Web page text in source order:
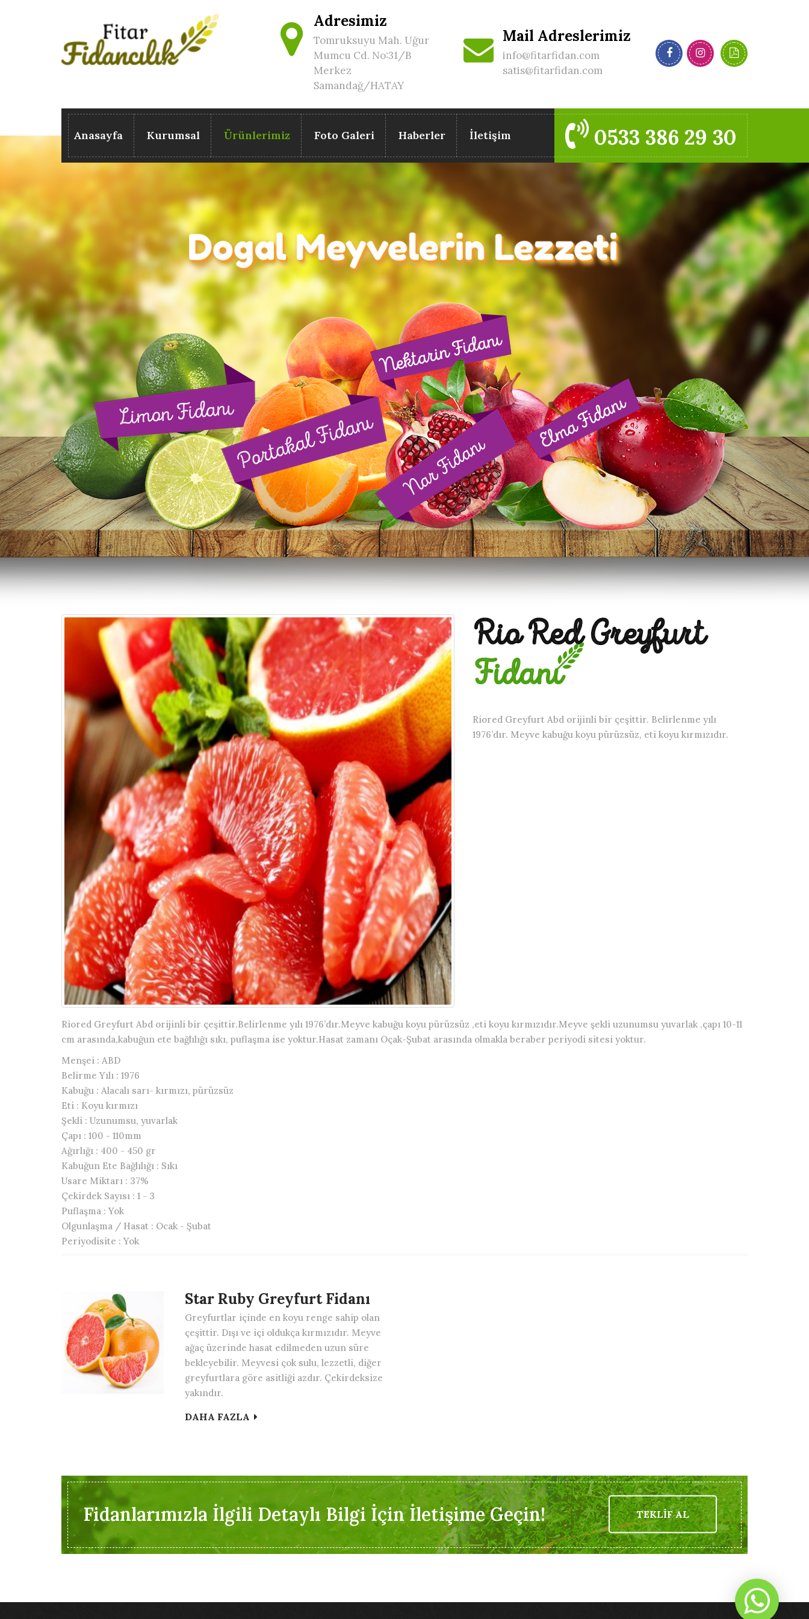
Adresimiz
Tomruksuyu Mah. Uğur
Mumcu Cd. No:31/B
Merkez
Samandağ/HATAY
Mail Adreslerimiz
info@fitarfidan.com
satis@fitarfidan.com
Anasayfa Kurumsal Ürünlerimiz Foto Galeri Haberler İletişim 0533 386 29 30
Rio Red Greyfurt
Fidanı
Riored Greyfurt Abd orijinli bir çeşittir. Belirlenme yılı
1976’dır. Meyve kabuğu koyu pürüzsüz, eti koyu kırmızıdır.
Riored Greyfurt Abd orijinli bir çeşittir.Belirlenme yılı 1976’dır.Meyve kabuğu koyu pürüzsüz ,eti koyu kırmızıdır.Meyve şekli uzunumsu yuvarlak ,çapı 10-11
cm arasında,kabuğun ete bağlılığı sıkı, puflaşma ise yoktur.Hasat zamanı Oçak-Şubat arasında olmakla beraber periyodi sitesi yoktur.
Menşei : ABD
Belirme Yılı : 1976
Kabuğu : Alacalı sarı- kırmızı, pürüzsüz
Eti : Koyu kırmızı
Şekli : Uzunumsu, yuvarlak
Çapı : 100 - 110mm
Ağırlığı : 400 - 450 gr
Kabuğun Ete Bağlılığı : Sıkı
Usare Miktarı : 37%
Çekirdek Sayısı : 1 - 3
Puflaşma : Yok
Olgunlaşma / Hasat : Ocak - Şubat
Periyodisite : Yok
Star Ruby Greyfurt Fidanı
Greyfurtlar içinde en koyu renge sahip olan
çeşittir. Dışı ve içi oldukça kırmızıdır. Meyve
ağaç üzerinde hasat edilmeden uzun süre
bekleyebilir. Meyvesi çok sulu, lezzetli, diğer
greyfurtlara göre asitliği azdır. Çekirdeksize
yakındır.
DAHA FAZLA
Fidanlarımızla İlgili Detaylı Bilgi İçin İletişime Geçin! TEKLİF AL